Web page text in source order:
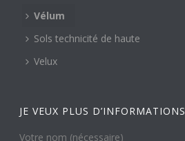
Vélum
Sols technicité de haute
Velux
JE VEUX PLUS D’INFORMATIONS
Votre nom (nécessaire)